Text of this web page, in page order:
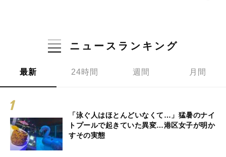
ニュースランキング
最新 24時間 週間 月間
「泳ぐ人はほとんどいなくて…」猛暑のナイ
トプールで起きていた異変…港区女子が明か
すその実態